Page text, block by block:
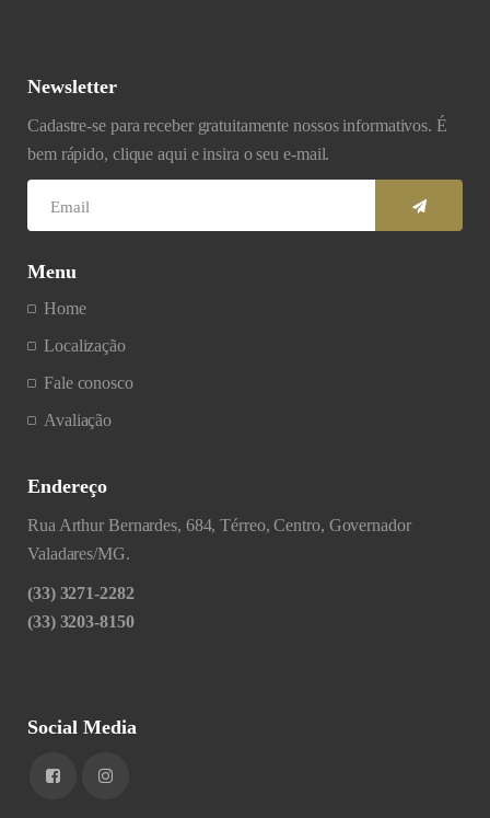
Newsletter
Cadastre-se para receber gratuitamente nossos informativos. É
bem rápido, clique aqui e insira o seu e-mail.
Menu
Home
Localização
Fale conosco
Avaliação
Endereço
Rua Arthur Bernardes, 684, Térreo, Centro, Governador
Valadares/MG.
(33) 3271-2282
(33) 3203-8150
Social Media